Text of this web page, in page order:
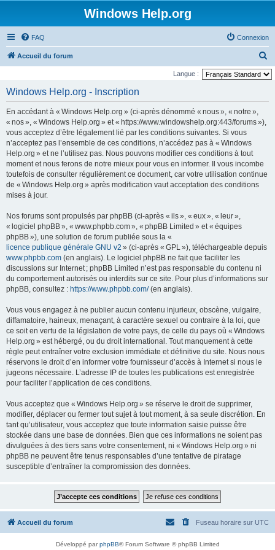
Windows Help.org
FAQ Connexion
Accueil du forum
e
Langue :
Windows Help.org - Inscription
En accédant à « Windows Help.org » (ci-après dénommé « nous », « notre »,
« nos », « Windows Help.org » et « https://www.windowshelp.org:443/forums »),
vous acceptez d’être légalement lié par les conditions suivantes. Si vous
n’acceptez pas l’ensemble de ces conditions, n’accédez pas à « Windows
Help.org » et ne l’utilisez pas. Nous pouvons modifier ces conditions à tout
moment et nous ferons de notre mieux pour vous en informer. Il vous incombe
toutefois de consulter régulièrement ce document, car votre utilisation continue
de « Windows Help.org » après modification vaut acceptation des conditions
mises à jour.
Nos forums sont propulsés par phpBB (ci-après « ils », « eux », « leur »,
« logiciel phpBB », « www.phpbb.com », « phpBB Limited » et « équipes
phpBB »), une solution de forum publiée sous la «
licence publique générale GNU v2 » (ci-après « GPL »), téléchargeable depuis
www.phpbb.com (en anglais). Le logiciel phpBB ne fait que faciliter les
discussions sur Internet ; phpBB Limited n’est pas responsable du contenu ni
du comportement autorisés ou interdits sur ce site. Pour plus d’informations sur
phpBB, consultez : https://www.phpbb.com/(en anglais).
Vous vous engagez à ne publier aucun contenu injurieux, obscène, vulgaire,
diffamatoire, haineux, menaçant, à caractère sexuel ou contraire à la loi, que
ce soit en vertu de la législation de votre pays, de celle du pays où « Windows
Help.org » est hébergé, ou du droit international. Tout manquement à cette
règle peut entraîner votre exclusion immédiate et définitive du site. Nous nous
réservons le droit d’en informer votre fournisseur d’accès à Internet si nous le
jugeons nécessaire. L’adresse IP de toutes les publications est enregistrée
pour faciliter l’application de ces conditions.
Vous acceptez que « Windows Help.org » se réserve le droit de supprimer,
modifier, déplacer ou fermer tout sujet à tout moment, à sa seule discrétion. En
tant qu’utilisateur, vous acceptez que toute information saisie puisse être
stockée dans une base de données. Bien que ces informations ne soient pas
divulguées à des tiers sans votre consentement, ni « Windows Help.org » ni
phpBB ne peuvent être tenus responsables d’une tentative de piratage
susceptible d’entraîner la compromission des données.
Accueil du forum Fuseau horaire sur UTC
Développé parphpBB® Forum Software © phpBB Limited